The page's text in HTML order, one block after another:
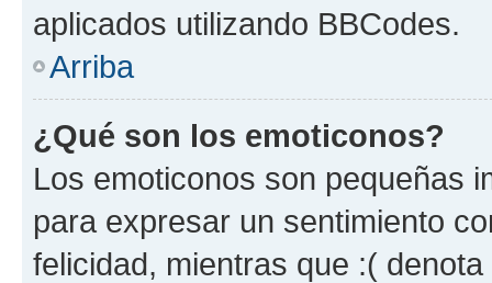
aplicados utilizando BBCodes.
Arriba
¿Qué son los emoticonos?
Los emoticonos son pequeñas
para expresar un sentimiento
felicidad, mientras que :(